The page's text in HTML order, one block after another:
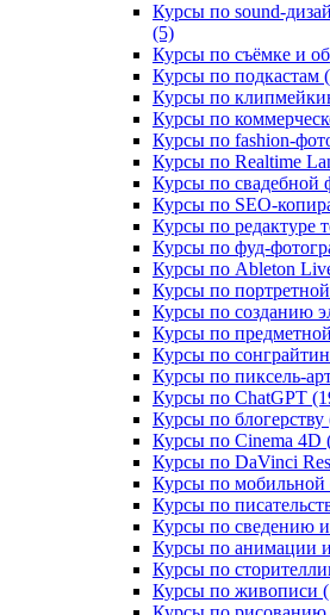
Курсы по sound-
(5)
Курсы по съёмке и
Курсы по подкастам
Курсы по
Курсы по
Курсы по fashion-
Курсы по Realtime
Курсы по свадебной
Курсы по SEO-
Курсы по редактуре
Курсы по фуд-
Курсы по Ableton
Курсы по
Курсы по созданию
Курсы по
Курсы по
Курсы по пиксель-
Курсы по ChatGPT
Курсы по блогерству
Курсы по Cinema 4D
Курсы по DaVinci
Курсы по мобильной
Курсы по
Курсы по сведению
Курсы по анимации
Курсы по
Курсы по живописи